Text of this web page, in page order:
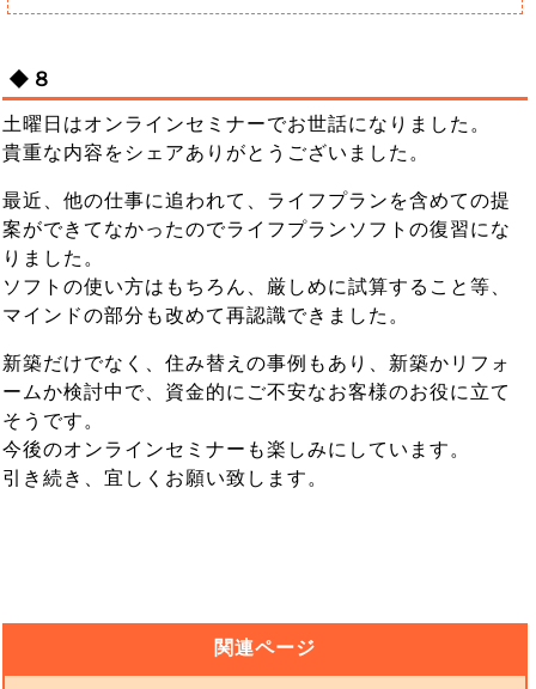
◆８
土曜日はオンラインセミナーでお世話になりました。
貴重な内容をシェアありがとうございました。
最近、他の仕事に追われて、ライフプランを含めての提
案ができてなかったのでライフプランソフトの復習にな
りました。
ソフトの使い方はもちろん、厳しめに試算すること等、
マインドの部分も改めて再認識できました。
新築だけでなく、住み替えの事例もあり、新築かリフォ
ームか検討中で、資金的にご不安なお客様のお役に立て
そうです。
今後のオンラインセミナーも楽しみにしています。
引き続き、宜しくお願い致します。
関連ページ